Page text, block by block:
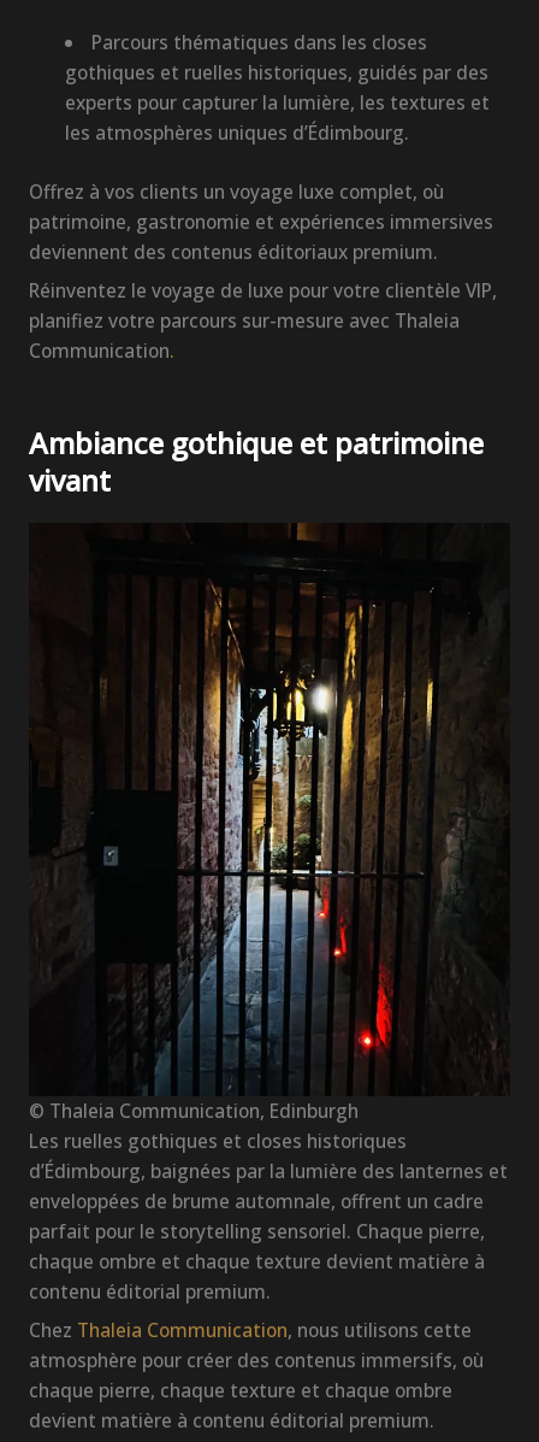
Parcours thématiques dans les closes
gothiques et ruelles historiques, guidés par des
experts pour capturer la lumière, les textures et
les atmosphères uniques d’Édimbourg.
Offrez à vos clients un voyage luxe complet, où
patrimoine, gastronomie et expériences immersives
deviennent des contenus éditoriaux premium.
Réinventez le voyage de luxe pour votre clientèle VIP,
planifiez votre parcours sur-mesure avec Thaleia
Communication.
Ambiance gothique et patrimoine
vivant
© Thaleia Communication, Edinburgh
Les ruelles gothiques et closes historiques
d’Édimbourg, baignées par la lumière des lanternes et
enveloppées de brume automnale, offrent un cadre
parfait pour le storytelling sensoriel. Chaque pierre,
chaque ombre et chaque texture devient matière à
contenu éditorial premium.
Chez Thaleia Communication, nous utilisons cette
atmosphère pour créer des contenus immersifs, où
chaque pierre, chaque texture et chaque ombre
devient matière à contenu éditorial premium.